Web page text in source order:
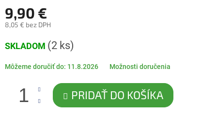
9,90 €
8,05 € bez DPH
cena:
SKLADOM (2 ks)
Môžeme doručiť do: 11.8.2026 Možnosti doručenia
PRIDAŤ DO KOŠÍKA